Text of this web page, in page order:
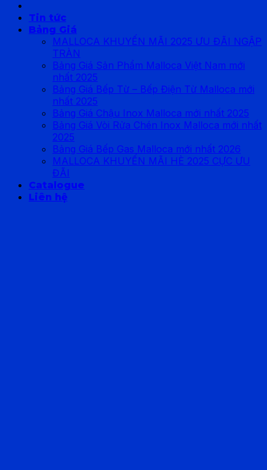
Tin tức
Bảng Giá
MALLOCA KHUYẾN MÃI 2025 ƯU ĐÃI NGẬP
TRÀN
Bảng Giá Sản Phẩm Malloca Việt Nam mới
nhất 2025
Bảng Giá Bếp Từ – Bếp Điện Từ Malloca mới
nhất 2025
Bảng Giá Chậu Inox Malloca mới nhất 2025
Bảng Giá Vòi Rửa Chén Inox Malloca mới nhất
2025
Bảng Giá Bếp Gas Malloca mới nhất 2026
MALLOCA KHUYẾN MÃI HÈ 2025 CỰC ƯU
ĐÃI
Catalogue
Liên hệ